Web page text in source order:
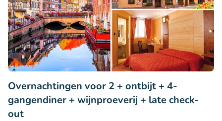
Overnachtingen voor 2 + ontbijt + 4-
gangendiner + wijnproeverij + late check-
out